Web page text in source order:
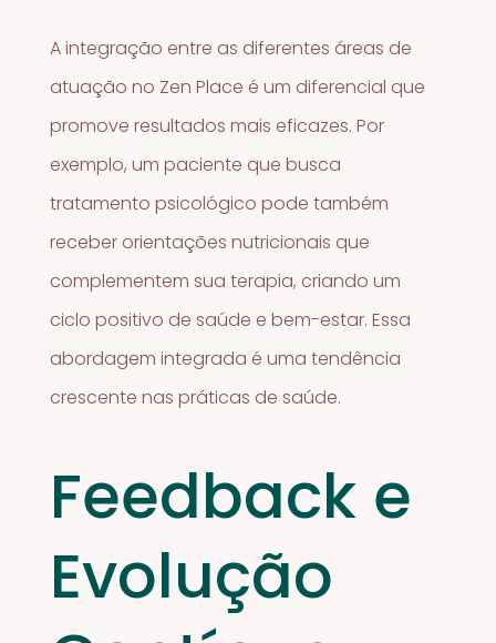
A integração entre as diferentes áreas de
atuação no Zen Place é um diferencial que
promove resultados mais eficazes. Por
exemplo, um paciente que busca
tratamento psicológico pode também
receber orientações nutricionais que
complementem sua terapia, criando um
ciclo positivo de saúde e bem-estar. Essa
abordagem integrada é uma tendência
crescente nas práticas de saúde.
Feedback e
Evolução